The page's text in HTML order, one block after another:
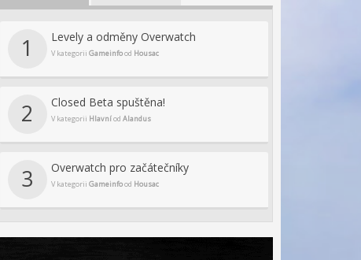
1 Levely a odměny Overwatch
V kategorii Gameinfood Housac
2 Closed Beta spuštěna!
V kategorii Hlavníod Alandus
3 Overwatch pro začátečníky
V kategorii Gameinfood Housac